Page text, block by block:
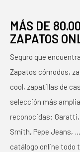
MÁS DE
ZAPATOS
Seguro que
Zapatos cómodos,
cool, zapatillas de
selección más
reconocidas:
Smith, Pepe Jeans,
catálogo online todo